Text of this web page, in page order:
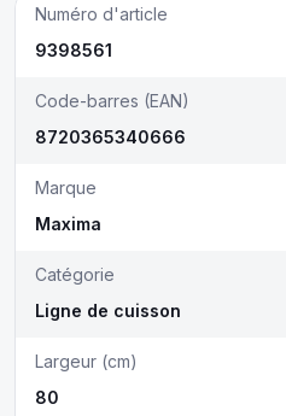
Numéro d'article
9398561
Code-barres (EAN)
8720365340666
Marque
Maxima
Catégorie
Ligne de cuisson
Largeur (cm)
80